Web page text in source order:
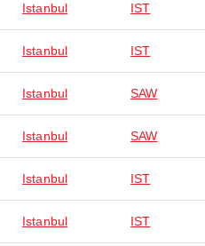
Istanbul IST
Istanbul IST
Istanbul SAW
Istanbul SAW
Istanbul IST
Istanbul IST